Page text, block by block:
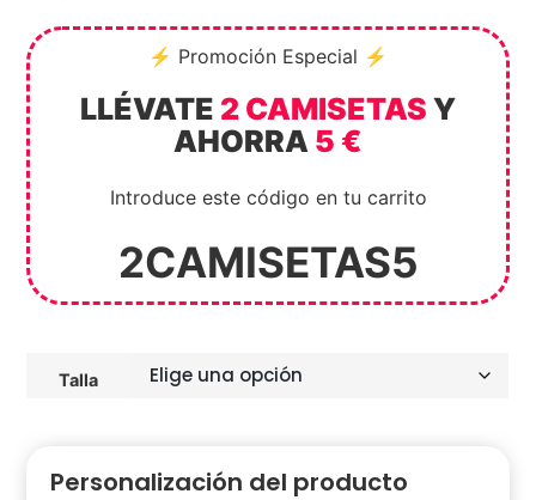
⚡ Promoción Especial ⚡
LLÉVATE 2 CAMISETAS Y
AHORRA 5 €
Introduce este código en tu carrito
2CAMISETAS5
Talla
Personalización del producto